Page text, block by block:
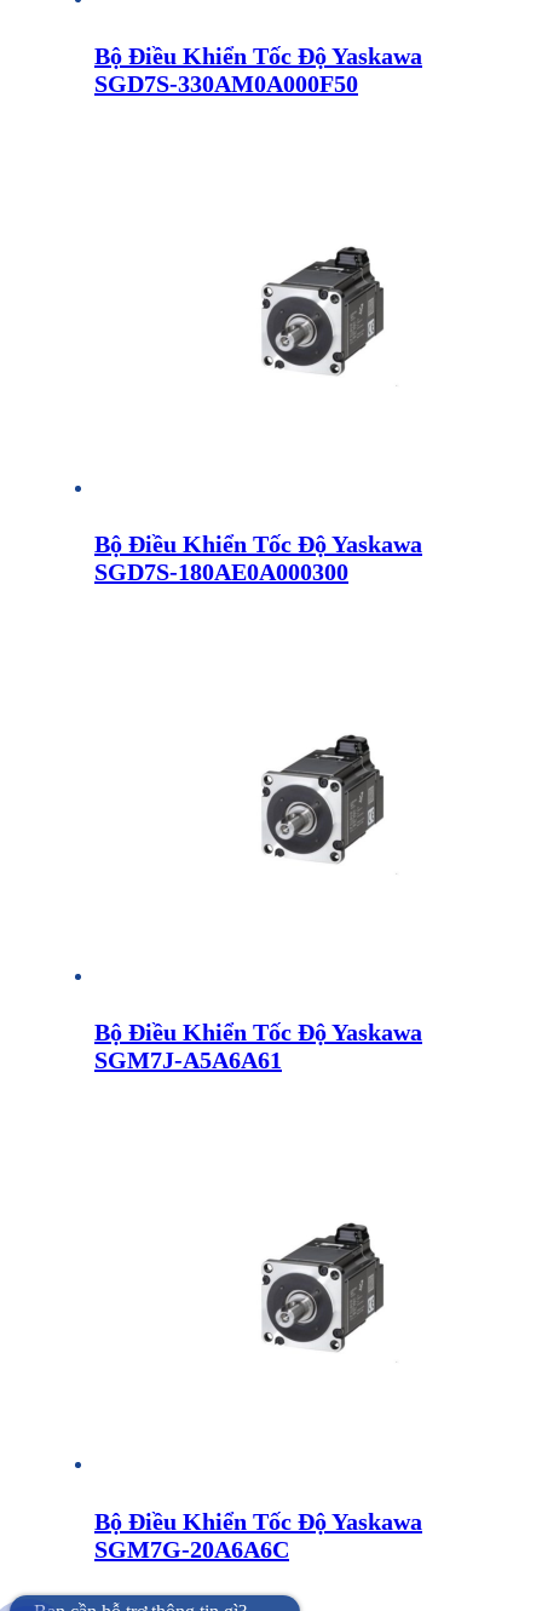
Bộ Điều Khiển Tốc Độ Yaskawa
SGD7S-330AM0A000F50
Bộ Điều Khiển Tốc Độ Yaskawa
SGD7S-180AE0A000300
Bộ Điều Khiển Tốc Độ Yaskawa
SGM7J-A5A6A61
Bộ Điều Khiển Tốc Độ Yaskawa
SGM7G-20A6A6C